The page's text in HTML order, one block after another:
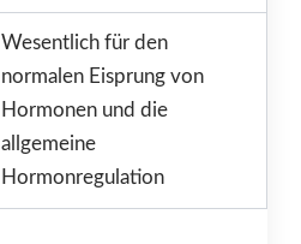
Wesentlich für den
normalen Eisprung von
Hormonen und die
allgemeine
Hormonregulation